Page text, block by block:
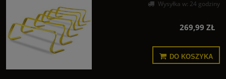
Wysyłka w: 24 godziny
269,99 ZŁ
DO KOSZYKA